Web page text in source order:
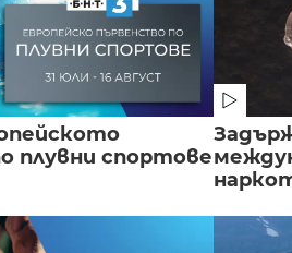
плувни спортове